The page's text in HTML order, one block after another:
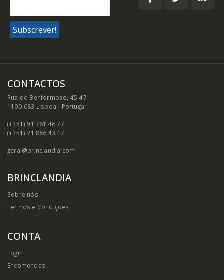
CONTACTOS
Rua do Benformoso, 45-47
1100-083 Lisboa - Portugal
(+351) 91 761 46 77
(+351) 21 886 43 47
geral@brinclandia.com
BRINCLANDIA
Sobre nós
Termos e Condições
CONTA
Login
Encomendas